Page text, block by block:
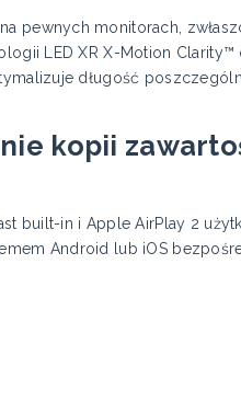
pewnych monitorach,
LED XR X-Motion
długość
kopii
built-in i Apple AirPlay 2
Android lub iOS